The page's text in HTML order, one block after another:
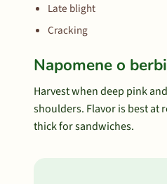
Late blight
Cracking
Napomene o berbi
Harvest when deep pink
shoulders. Flavor is best at
thick for sandwiches.